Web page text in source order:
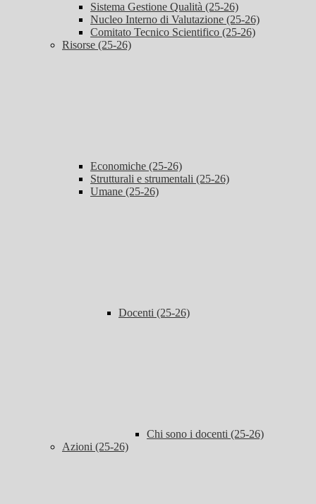
Sistema Gestione Qualità (25-26)
Nucleo Interno di Valutazione (25-26)
Comitato Tecnico Scientifico (25-26)
Risorse (25-26)
Economiche (25-26)
Strutturali e strumentali (25-26)
Umane (25-26)
Docenti (25-26)
Chi sono i docenti (25-26)
Azioni (25-26)